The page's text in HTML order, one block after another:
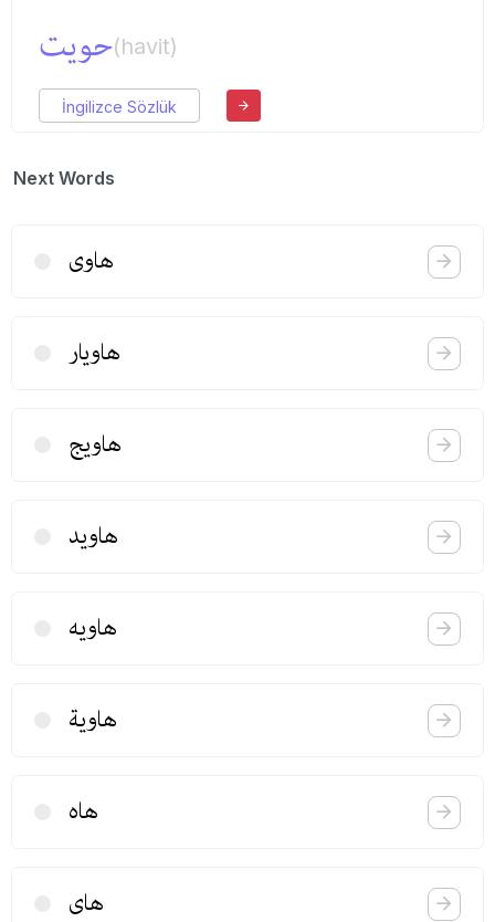
حویت(havit)
İngilizce Sözlük
Next Words
هاوی
هاویار
هاویج
هاوید
هاویه
هاویة
هاه
های